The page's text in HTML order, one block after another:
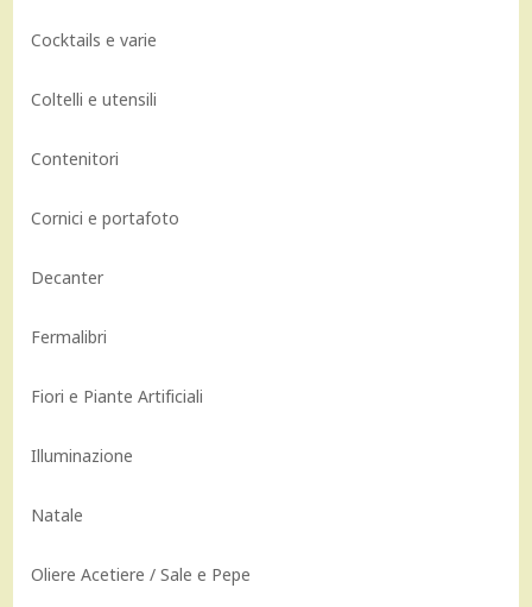
Cocktails e varie
Coltelli e utensili
Contenitori
Cornici e portafoto
Decanter
Fermalibri
Fiori e Piante Artificiali
Illuminazione
Natale
Oliere Acetiere / Sale e Pepe